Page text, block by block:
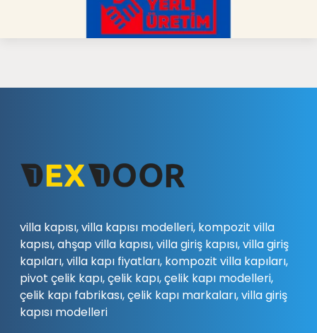
villa kapısı, villa kapısı modelleri, kompozit villa
kapısı, ahşap villa kapısı, villa giriş kapısı, villa giriş
kapıları, villa kapı fiyatları, kompozit villa kapıları,
pivot çelik kapı, çelik kapı, çelik kapı modelleri,
çelik kapı fabrikası, çelik kapı markaları, villa giriş
kapısı modelleri